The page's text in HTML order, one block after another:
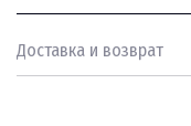
Доставка и возврат